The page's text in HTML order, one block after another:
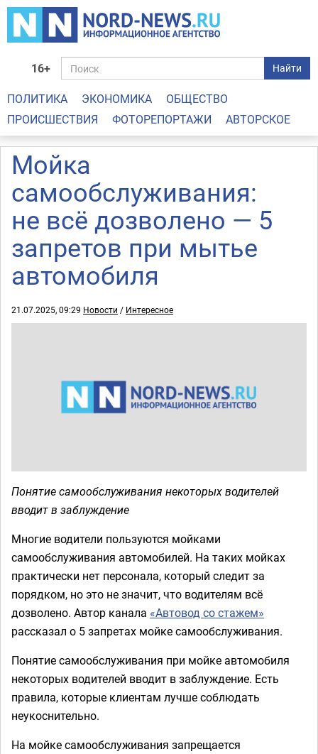
16+ Найти
ПОЛИТИКА ЭКОНОМИКА
ОБЩЕСТВО
ПРОИСШЕСТВИЯ
ФОТОРЕПОРТАЖИ АВТОРСКОЕ
Мойка
самообслуживания:
не всё дозволено — 5
запретов при мытье
автомобиля
21.07.2025, 09:29 Новости / Интересное
Понятие самообслуживания некоторых водителей
вводит в заблуждение
Многие водители пользуются мойками
самообслуживания автомобилей. На таких мойках
практически нет персонала, который следит за
порядком, но это не значит, что водителям всё
дозволено. Автор канала «Автовод со стажем»
рассказал о 5 запретах мойке самообслуживания.
Понятие самообслуживания при мойке автомобиля
некоторых водителей вводит в заблуждение. Есть
правила, которые клиентам лучше соблюдать
неукоснительно.
На мойке самообслуживания запрещается